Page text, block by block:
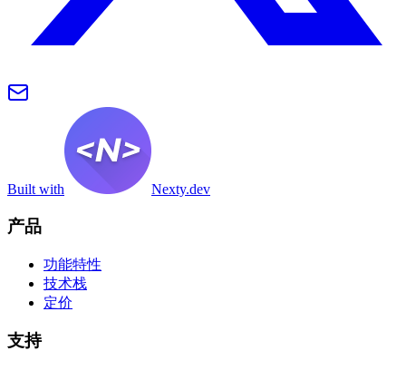
Built with Nexty.dev
产品
功能特性
技术栈
定价
支持